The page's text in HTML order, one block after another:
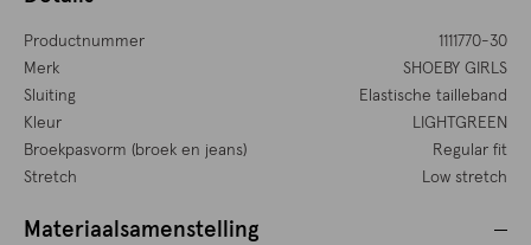
Productnummer
1111770-30
Merk
SHOEBY GIRLS
Sluiting
Elastische tailleband
Kleur
LIGHTGREEN
Broekpasvorm (broek en jeans)
Regular fit
Stretch
Low stretch
Materiaalsamenstelling